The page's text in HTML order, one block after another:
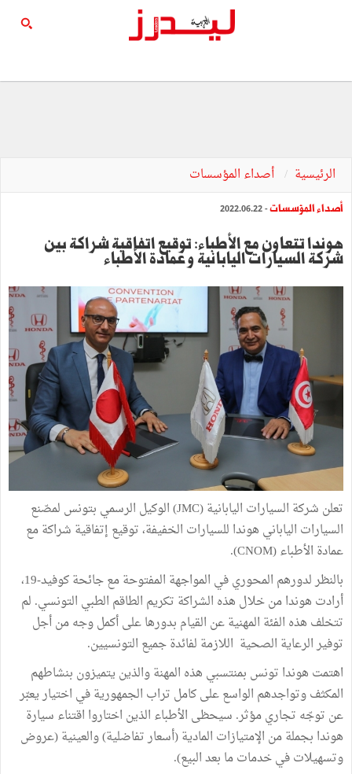
الرئيسية أصداء المؤسسات
أصداء المؤسسات- 2022.06.22
هوندا تتعاون مع الأطباء: توقيع اتفاقية شراكة بين
شركة السيارات اليابانية و عمادة الأطباء
تعلن شركة السيارات اليابانية (JMC) الوكيل الرسمي بتونس لمصّنع
السيارات الياباني هوندا للسيارات الخفيفة، توقيع إتفاقية شراكة مع
عمادة الأطباء (CNOM).
بالنظر لدورهم المحوري في المواجهة المفتوحة مع جائحة كوفيد-19،
أرادت هوندا من خلال هذه الشراكة تكريم الطاقم الطبي التونسي. لم
تتخلف هذه الفئة المهنية عن القيام بدورها على أكمل وجه من أجل
توفير الرعاية الصحية اللازمة لفائدة جميع التونسيين.
اهتمت هوندا تونس بمنتسبي هذه المهنة والذين يتميزون بنشاطهم
المكثف وتواجدهم الواسع على كامل تراب الجمهورية في اختيار يعبّر
عن توجّه تجاري مؤثر. سيحظى الأطباء الذين اختاروا اقتناء سيارة
هوندا بجملة من الإمتيازات المادية (أسعار تفاضلية) والعينية (عروض
وتسهيلات في خدمات ما بعد البيع).